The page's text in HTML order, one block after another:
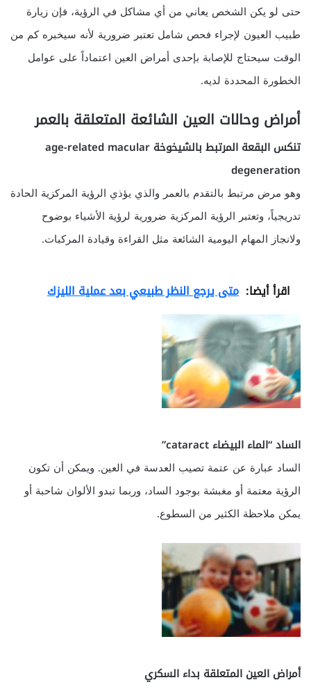
حتى لو يكن الشخص يعاني من أي مشاكل في الرؤية، فإن زيارة
طبيب العيون لإجراء فحص شامل تعتبر ضرورية لأنه سيخبره كم من
الوقت سيحتاج للإصابة بإحدى أمراض العين اعتماداً على عوامل
الخطورة المحددة لديه.
أمراض وحالات العين الشائعة المتعلقة بالعمر
تنكس البقعة المرتبط بالشيخوخة age-related macular
degeneration
وهو مرض مرتبط بالتقدم بالعمر والذي يؤذي الرؤية المركزية الحادة
تدريجياً، وتعتبر الرؤية المركزية ضرورية لرؤية الأشياء بوضوح
ولانجاز المهام اليومية الشائعة مثل القراءة وقيادة المركبات.
اقرأ أيضا: متى يرجع النظر طبيعي بعد عملية الليزك
الساد “الماء البيضاء cataract”
الساد عبارة عن عتمة تصيب العدسة في العين. ويمكن أن تكون
الرؤية معتمة أو مغبشة بوجود الساد، وربما تبدو الألوان شاحبة أو
يمكن ملاحظة الكثير من السطوع.
أمراض العين المتعلقة بداء السكري